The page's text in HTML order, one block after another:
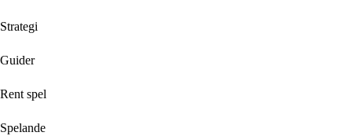
Strategi
Guider
Rent spel
Spelande